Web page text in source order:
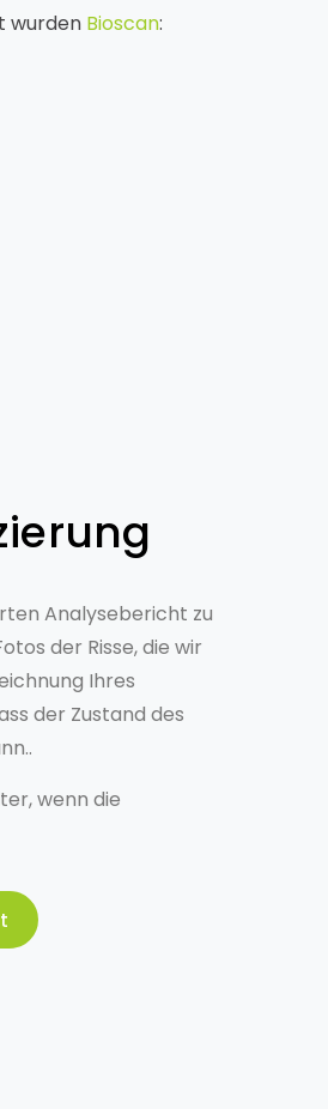
wurden Bioscan:
Analysebericht zu
der Risse, die wir
Ihres
der Zustand des
wenn die